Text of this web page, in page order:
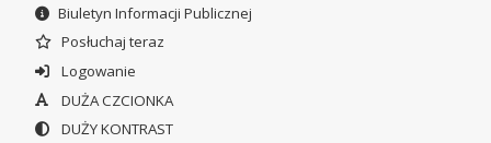
Biuletyn Informacji Publicznej
Posłuchaj teraz
Logowanie
DUŻA CZCIONKA
DUŻY KONTRAST